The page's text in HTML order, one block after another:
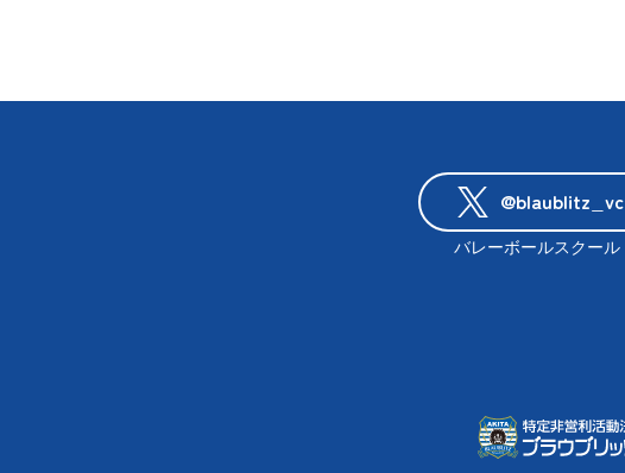
@blaublitz_vc
バレーボールスクール